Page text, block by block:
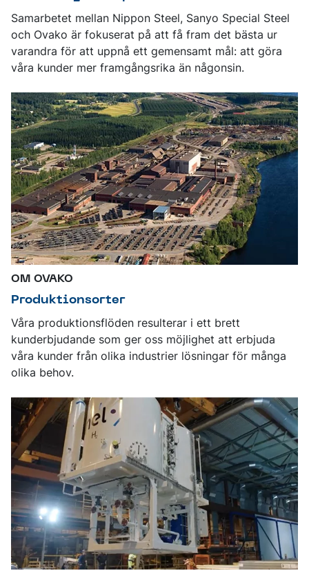
Samarbetet mellan Nippon Steel, Sanyo Special Steel
och Ovako är fokuserat på att få fram det bästa ur
varandra för att uppnå ett gemensamt mål: att göra
våra kunder mer framgångsrika än någonsin.
OM OVAKO
Produktionsorter
Våra produktionsflöden resulterar i ett brett
kunderbjudande som ger oss möjlighet att erbjuda
våra kunder från olika industrier lösningar för många
olika behov.